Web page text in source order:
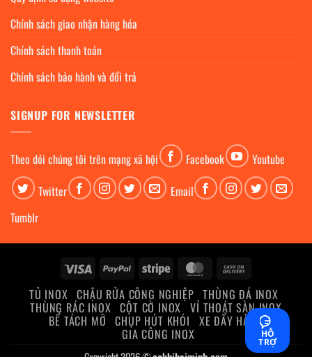
Chính sách giao nhận hàng hóa
Chính sách thanh toán
Chính sách bảo hành và đổi trả
SIGNUP FOR NEWSLETTER
Theo dỏi chúng tôi trên mạng xã hội Facebook
Youtube
Twitter
Email
Tumblr
Visa PayPal Stripe MasterCard
Delivery
TỦ INOX CHẬU RỬA CÔNG NGHIỆP THÙNG ĐÁ INOX
THÙNG RÁC INOX CỘT CỜ INOX VỈ THOÁT SÀN INOX
BỂ TÁCH MỠ CHỤP HÚT KHÓI XE ĐẨY HÀNG
GIA CÔNG INOX HỖ
TRỢ